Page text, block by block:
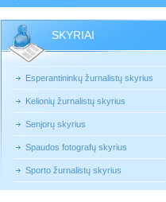
SKYRIAI
Esperantininkų žurnalistų skyrius
Kelionių žurnalistų skyrius
Senjorų skyrius
Spaudos fotografų skyrius
Sporto žurnalistų skyrius